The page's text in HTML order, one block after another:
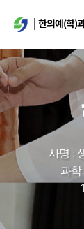
한의예(학)
사명 :
과